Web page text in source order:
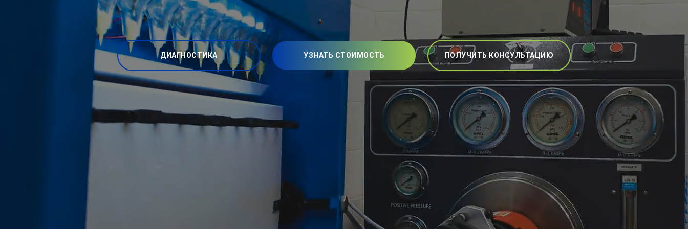
ДИАГНОСТИКА УЗНАТЬ СТОИМОСТЬ ПОЛУЧИТЬ КОНСУЛЬТАЦИЮ